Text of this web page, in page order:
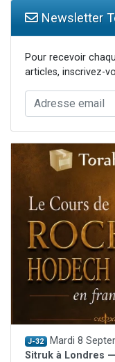
Newsletter
Pour recevoir
articles, inscrivez-
J-32 Mardi 8
Sitruk à Londres